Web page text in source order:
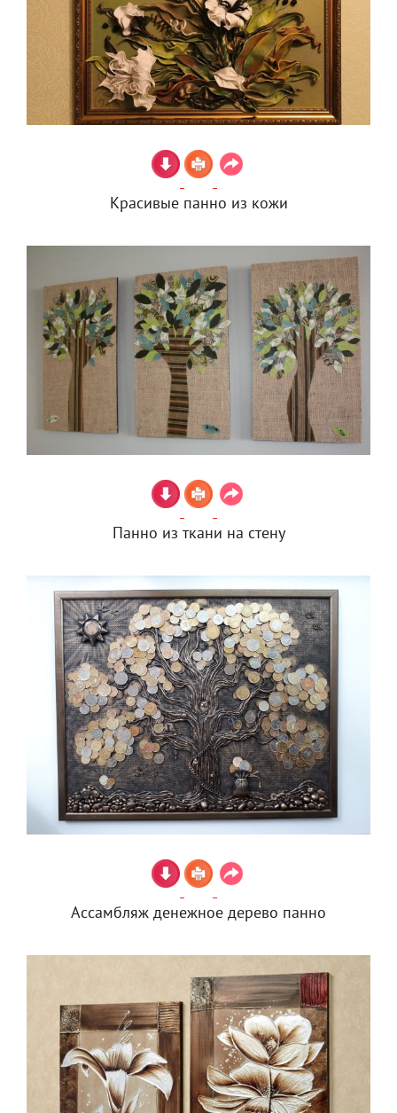
Красивые панно из кожи
Панно из ткани на стену
Ассамбляж денежное дерево панно